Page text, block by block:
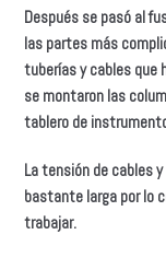
Después se pasó al
las partes más
tuberías y cables que
se montaron las
tablero de
La tensión de cables
bastante larga por lo
trabajar.